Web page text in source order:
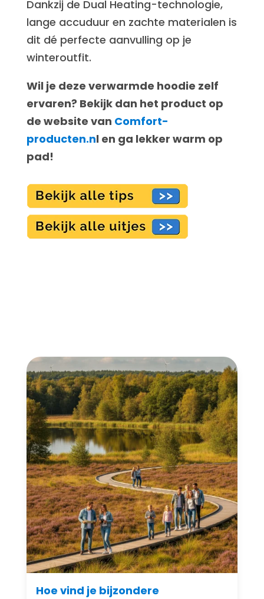
Dankzij de Dual Heating-technologie,
lange accuduur en zachte materialen is
dit dé perfecte aanvulling op je
winteroutfit.
Wil je deze verwarmde hoodie zelf
ervaren? Bekijk dan het product op
de website van Comfort-
producten.nl en ga lekker warm op
pad!
Hoe vind je bijzondere